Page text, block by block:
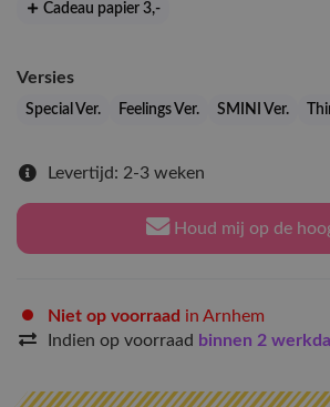
Cadeau papier 3,-
Versies
Special Ver. Feelings Ver. SMINI Ver.
Levertijd: 2-3 weken
Houd mij op de
Niet op voorraad in Arnhem
Indien op voorraad binnen 2